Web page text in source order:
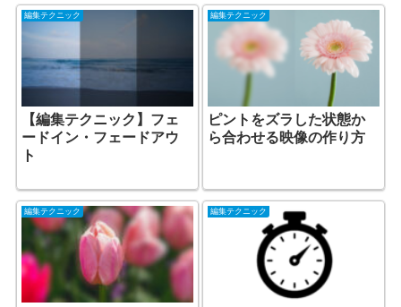
編集テクニック
【編集テクニック】フェ
ードイン・フェードアウ
ト
編集テクニック
ピントをズラした状態か
ら合わせる映像の作り方
編集テクニック 編集テクニック